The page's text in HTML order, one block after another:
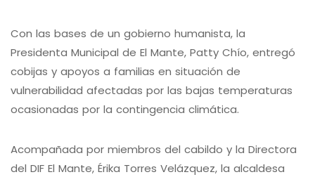
Con las bases de un gobierno humanista, la
Presidenta Municipal de El Mante, Patty Chío, entregó
cobijas y apoyos a familias en situación de
vulnerabilidad afectadas por las bajas temperaturas
ocasionadas por la contingencia climática.
Acompañada por miembros del cabildo y la Directora
del DIF El Mante, Érika Torres Velázquez, la alcaldesa